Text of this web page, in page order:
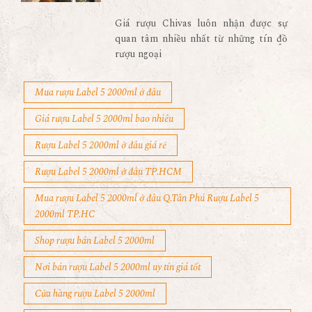
Giá rượu Chivas luôn nhận được sự
quan tâm nhiều nhất từ những tín đồ
rượu ngoại
Mua rượu Label 5 2000ml ở đâu
Giá rượu Label 5 2000ml bao nhiêu
Rượu Label 5 2000ml ở đâu giá rẻ
Rượu Label 5 2000ml ở đâu TP.HCM
Mua rượu Label 5 2000ml ở đâu Q.Tân Phú Rượu Label 5
2000ml TP.HC
Shop rượu bán Label 5 2000ml
Nơi bán rượu Label 5 2000ml uy tín giá tốt
Cửa hàng rượu Label 5 2000ml